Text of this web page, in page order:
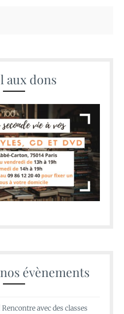
aux dons
évènements
avec des classes